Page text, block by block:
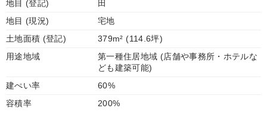
地目 (登記)
田
地目 (現況)
宅地
土地面積 (登記)
379m² (114.6坪)
用途地域
第一種住居地域 (店舗や事務所・ホテルな
ども建築可能)
建ぺい率
60%
容積率
200%